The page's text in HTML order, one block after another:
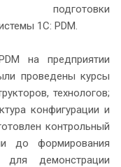
подготовки
1С: PDM.
на предприятии
проведены курсы
технологов;
конфигурации и
контрольный
до формирования
для демонстрации